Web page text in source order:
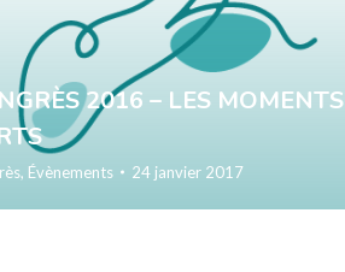
2016 – LES MOMENTS
, Évènements 24 janvier 2017